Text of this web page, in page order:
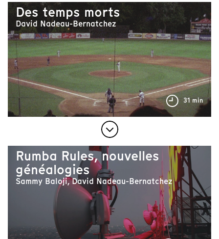
Des temps morts
David Nadeau-Bernatchez
31 min
Rumba Rules, nouvelles
généalogies
Sammy Baloji, David Nadeau-Bernatchez